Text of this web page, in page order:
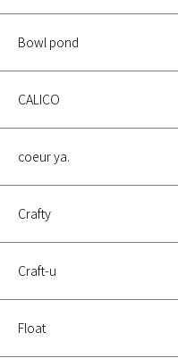
Bowl pond
CALICO
coeur ya.
Crafty
Craft-u
Float